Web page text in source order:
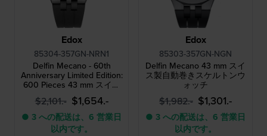
Edox
85304-357GN-NRN1
Delfin Mecano - 60th
Anniversary Limited Edition:
600 Pieces 43 mm スイス
製自動巻き腕時計（防水ケ
ース付き）
$2,101.- $1,654.-
● 3 への配送は、6 営業日
以内です。
Edox
85303-357GN-NGN
Delfin Mecano 43 mm スイ
ス製自動巻きスケルトンウ
ォッチ
$1,982.- $1,301.-
● 3 への配送は、6 営業日
以内です。